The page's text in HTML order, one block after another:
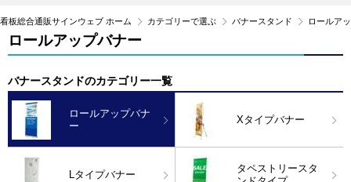
看板総合通販サインウェブ ホーム カテゴリーで選ぶ バナースタンド ロールア
ロールアップバナー
バナースタンドのカテゴリー一覧
ロールアップバナ
ー
Xタイプバナー
Lタイプバナー
タペストリースタ